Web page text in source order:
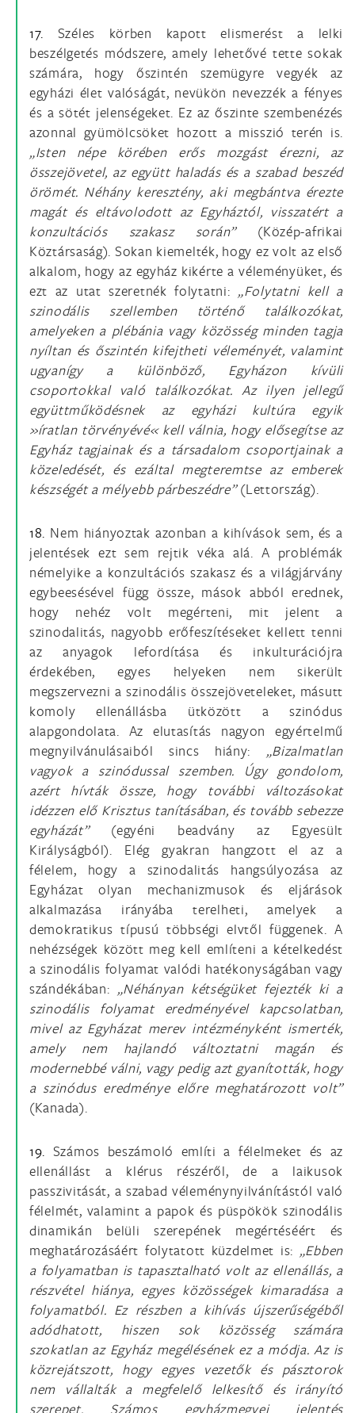
17. Széles körben kapott elismerést a lelki
beszélgetés módszere, amely lehetővé tette sokak
számára, hogy őszintén szemügyre vegyék az
egyházi élet valóságát, nevükön nevezzék a fényes
és a sötét jelenségeket. Ez az őszinte szembenézés
azonnal gyümölcsöket hozott a misszió terén is.
„Isten népe körében erős mozgást érezni, az
összejövetel, az együtt haladás és a szabad beszéd
örömét. Néhány keresztény, aki megbántva érezte
magát és eltávolodott az Egyháztól, visszatért a
konzultációs szakasz során”(Közép-afrikai
Köztársaság). Sokan kiemelték, hogy ez volt az első
alkalom, hogy az egyház kikérte a véleményüket, és
ezt az utat szeretnék folytatni: „Folytatni kell a
szinodális szellemben történő találkozókat,
amelyeken a plébánia vagy közösség minden tagja
nyíltan és őszintén kifejtheti véleményét, valamint
ugyanígy a különböző, Egyházon kívüli
csoportokkal való találkozókat. Az ilyen jellegű
együttműködésnek az egyházi kultúra egyik
»íratlan törvényévé« kell válnia, hogy elősegítse az
Egyház tagjainak és a társadalom csoportjainak a
közeledését, és ezáltal megteremtse az emberek
készségét a mélyebb párbeszédre”(Lettország).
18. Nem hiányoztak azonban a kihívások sem, és a
jelentések ezt sem rejtik véka alá. A problémák
némelyike a konzultációs szakasz és a világjárvány
egybeesésével függ össze, mások abból erednek,
hogy nehéz volt megérteni, mit jelent a
szinodalitás, nagyobb erőfeszítéseket kellett tenni
az anyagok lefordítása és inkulturációjra
érdekében, egyes helyeken nem sikerült
megszervezni a szinodális összejöveteleket, másutt
komoly ellenállásba ütközött a szinódus
alapgondolata. Az elutasítás nagyon egyértelmű
megnyilvánulásaiból sincs hiány: „Bizalmatlan
vagyok a szinódussal szemben. Úgy gondolom,
azért hívták össze, hogy további változásokat
idézzen elő Krisztus tanításában, és tovább sebezze
egyházát”(egyéni beadvány az Egyesült
Királyságból). Elég gyakran hangzott el az a
félelem, hogy a szinodalitás hangsúlyozása az
Egyházat olyan mechanizmusok és eljárások
alkalmazása irányába terelheti, amelyek a
demokratikus típusú többségi elvtől függenek. A
nehézségek között meg kell említeni a kételkedést
a szinodális folyamat valódi hatékonyságában vagy
szándékában: „Néhányan kétségüket fejezték ki a
szinodális folyamat eredményével kapcsolatban,
mivel az Egyházat merev intézményként ismerték,
amely nem hajlandó változtatni magán és
modernebbé válni, vagy pedig azt gyanították, hogy
a szinódus eredménye előre meghatározott volt”
(Kanada).
19. Számos beszámoló említi a félelmeket és az
ellenállást a klérus részéről, de a laikusok
passzivitását, a szabad véleménynyilvánítástól való
félelmét, valamint a papok és püspökök szinodális
dinamikán belüli szerepének megértéséért és
meghatározásáért folytatott küzdelmet is: „Ebben
a folyamatban is tapasztalható volt az ellenállás, a
részvétel hiánya, egyes közösségek kimaradása a
folyamatból. Ez részben a kihívás újszerűségéből
adódhatott, hiszen sok közösség számára
szokatlan az Egyház megélésének ez a módja. Az is
közrejátszott, hogy egyes vezetők és pásztorok
nem vállalták a megfelelő lelkesítő és irányító
szerepet. Számos egyházmegyei jelentés